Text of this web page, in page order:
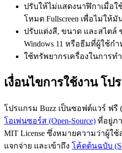
ปรับให้ไม่แสดงนาฬิกาเมื่อใ
โหมด Fullscreen เพื่อไม่ให้
ปรับแต่งสี, ขนาด และสไตล์
Windows 11 หรือธีมที่ผู้ใช้กำ
ใช้ทรัพยากรเครื่องในการท
เงื่อนไขการใช้งาน โป
โปรแกรม Buzz เป็นซอฟต์แวร์ ฟรี
โอเพ่นซอร์ส (Open-Source) ที่อยู่ภ
MIT License ซึ่งหมายความว่าผู้ใ
แจกจ่าย และเข้าถึง โค้ดต้นฉบับ